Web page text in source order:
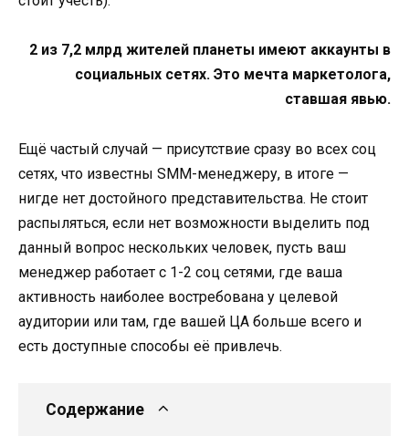
2 из 7,2 млрд жителей планеты имеют аккаунты в
социальных сетях. Это мечта маркетолога,
ставшая явью.
Ещё частый случай — присутствие сразу во всех соц
сетях, что известны SMM-менеджеру, в итоге —
нигде нет достойного представительства. Не стоит
распыляться, если нет возможности выделить под
данный вопрос нескольких человек, пусть ваш
менеджер работает с 1-2 соц сетями, где ваша
активность наиболее востребована у целевой
аудитории или там, где вашей ЦА больше всего и
есть доступные способы её привлечь.
Содержание